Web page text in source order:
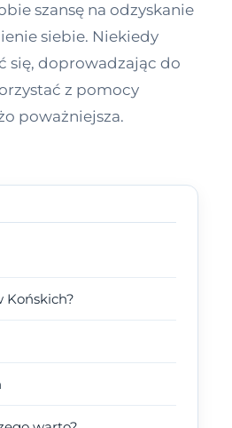
szansę na odzyskanie
siebie. Niekiedy
się, doprowadzając do
z pomocy
poważniejsza.
Końskich?